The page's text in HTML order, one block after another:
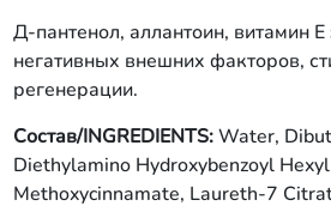
Д-пантенол, аллантоин, витамин
негативных внешних факторов,
регенерации.
Состав/INGREDIENTS:Water,
Diethylamino Hydroxybenzoyl
Methoxycinnamate, Laureth-7